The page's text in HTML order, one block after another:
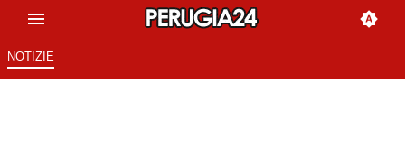
NOTIZIE